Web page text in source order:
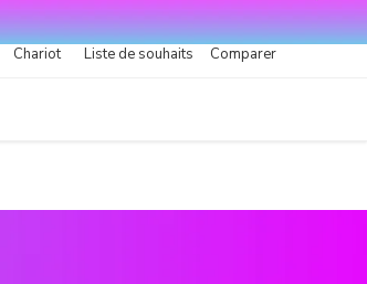
Chariot Liste de souhaits Comparer